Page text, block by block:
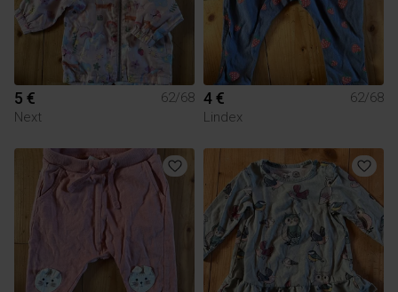
5 €
62/68
Next
4 €
62/68
Lindex